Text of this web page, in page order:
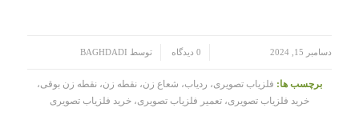
دسامبر 15, 2024 0 دیدگاه توسط BAGHDADI
برچسب ها: فلزیاب تصویری، ردیاب، شعاع زن، نقطه زن، نقطه زن بوقی،
خرید فلزیاب تصویری، تعمیر فلزیاب تصویری، خرید فلزیاب تصویری